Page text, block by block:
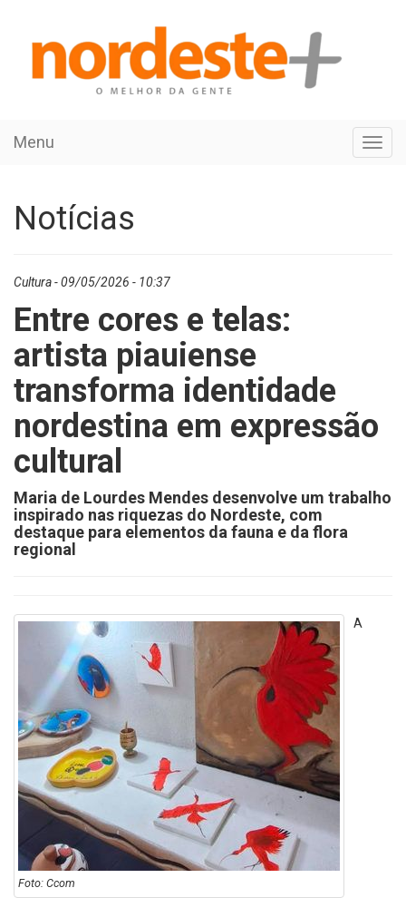
Menu
Notícias
Cultura - 09/05/2026 - 10:37
Entre cores e telas:
artista piauiense
transforma identidade
nordestina em expressão
cultural
Maria de Lourdes Mendes desenvolve um trabalho
inspirado nas riquezas do Nordeste, com
destaque para elementos da fauna e da flora
regional
Foto: Ccom
A